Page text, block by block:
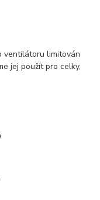
ventilátoru limitován
jej použít pro celky,